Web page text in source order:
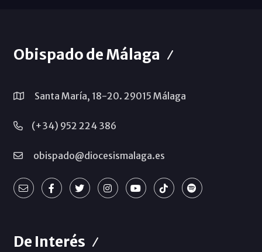
Obispado de Málaga
Santa María, 18-20. 29015 Málaga
(+34) 952 224 386
obispado@diocesismalaga.es
De Interés